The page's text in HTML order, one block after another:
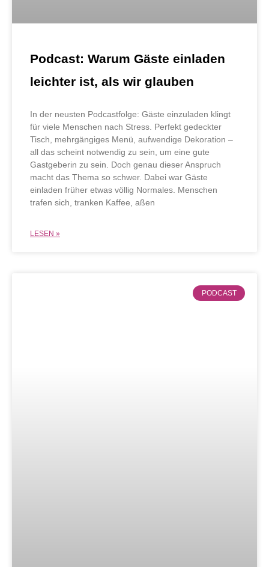
Podcast: Warum Gäste einladen
leichter ist, als wir glauben
In der neusten Podcastfolge: Gäste einzuladen klingt
für viele Menschen nach Stress. Perfekt gedeckter
Tisch, mehrgängiges Menü, aufwendige Dekoration –
all das scheint notwendig zu sein, um eine gute
Gastgeberin zu sein. Doch genau dieser Anspruch
macht das Thema so schwer. Dabei war Gäste
einladen früher etwas völlig Normales. Menschen
trafen sich, tranken Kaffee, aßen
LESEN »
PODCAST